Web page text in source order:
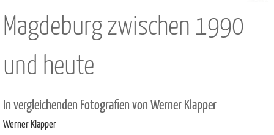
Magdeburg zwischen 1990
und heute
In vergleichenden Fotografien von Werner Klapper
Werner Klapper